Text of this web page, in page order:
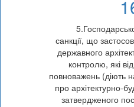
санкції, що
державного
контролю, які
повноважень (діють
про архітектурно-
затвердженого